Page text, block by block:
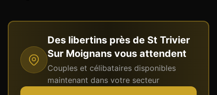
Des libertins près de St Trivier
Sur Moignans vous attendent
Couples et célibataires disponibles
maintenant dans votre secteur